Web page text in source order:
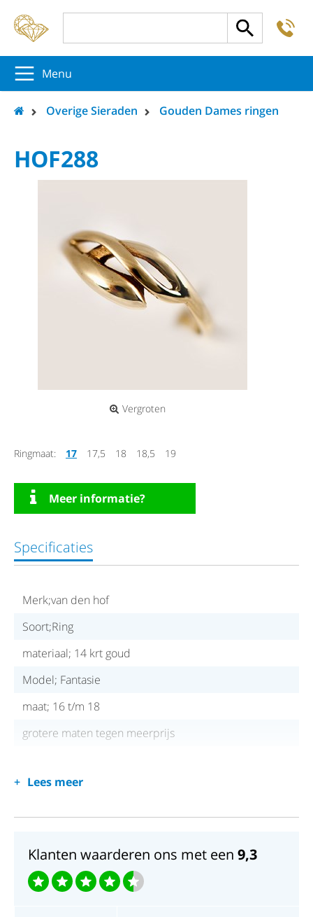
Menu
Overige Sieraden Gouden Dames ringen
HOF288
Vergroten
Ringmaat: 17 17,5 18 18,5 19
Meer informatie?
Specificaties
Merk;van den hof
Soort;Ring
materiaal; 14 krt goud
Model; Fantasie
maat; 16 t/m 18
grotere maten tegen meerprijs
Lees meer
Klanten waarderen ons met een 9,3